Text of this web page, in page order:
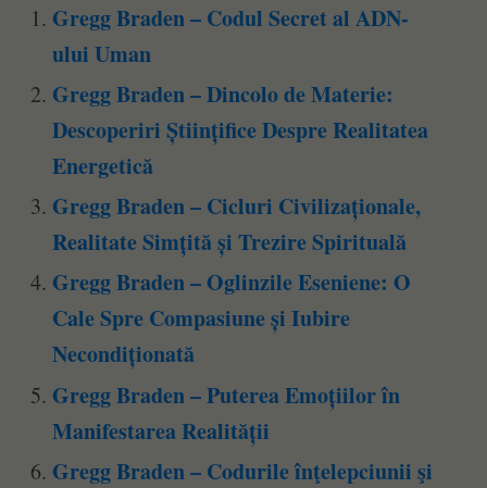
Gregg Braden – Codul Secret al ADN-
ului Uman
Gregg Braden – Dincolo de Materie:
Descoperiri Științifice Despre Realitatea
Energetică
Gregg Braden – Cicluri Civilizaționale,
Realitate Simțită și Trezire Spirituală
Gregg Braden – Oglinzile Eseniene: O
Cale Spre Compasiune și Iubire
Necondiționată
Gregg Braden – Puterea Emoțiilor în
Manifestarea Realității
Gregg Braden – Codurile înţelepciunii şi